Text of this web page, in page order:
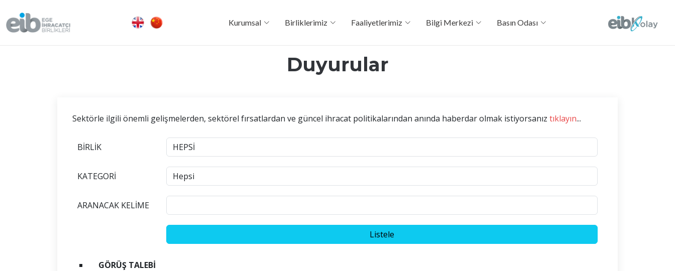
Kurumsal Birliklerimiz Faaliyetlerimiz Bilgi Merkezi Basın Odası
Duyurular
Sektörle ilgili önemli gelişmelerden, sektörel fırsatlardan ve güncel ihracat politikalarından anında haberdar olmak istiyorsanız tıklayın...
BİRLİK
KATEGORİ
ARANACAK KELİME
GÖRÜŞ TALEBİ